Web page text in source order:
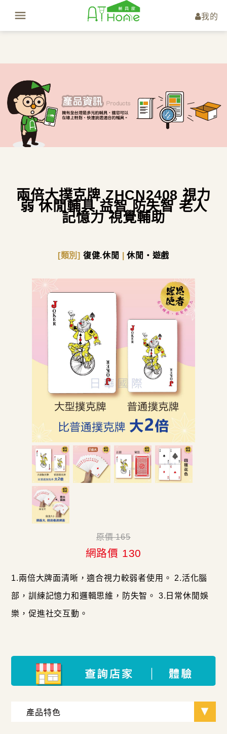
我的
兩倍大撲克牌 ZHCN2408 視力
弱 休閒輔具 益智 防失智 老人
記憶力 視覺輔助
[類別] 復健.休閒 |休閒・遊戲
原價 165
網路價 130
1.兩倍大牌面清晰，適合視力較弱者使用。 2.活化腦
部，訓練記憶力和邏輯思維，防失智。 3.日常休閒娛
樂，促進社交互動。